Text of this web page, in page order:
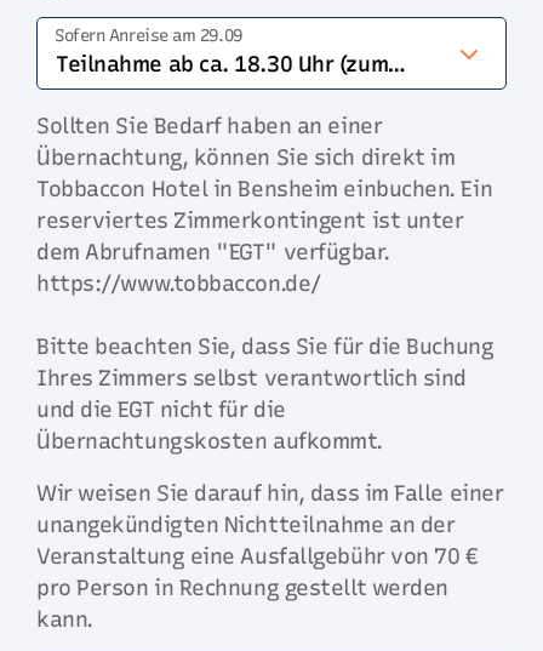
Teilnahme ab ca. 18.30 Uhr (zum Abendessen im Timberjack in der Nähe)
Sofern Anreise am 29.09
Sollten Sie Bedarf haben an einer
Übernachtung, können Sie sich direkt im
Tobbaccon Hotel in Bensheim einbuchen. Ein
reserviertes Zimmerkontingent ist unter
dem Abrufnamen "EGT" verfügbar.
https://www.tobbaccon.de/
Bitte beachten Sie, dass Sie für die Buchung
Ihres Zimmers selbst verantwortlich sind
und die EGT nicht für die
Übernachtungskosten aufkommt.
Wir weisen Sie darauf hin, dass im Falle einer
unangekündigten Nichtteilnahme an der
Veranstaltung eine Ausfallgebühr von 70 €
pro Person in Rechnung gestellt werden
kann.